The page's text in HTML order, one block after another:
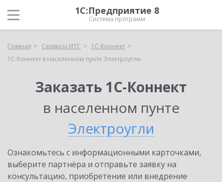
1С:Предприятие 8
Система программ
Главная Сервисы ИТС
1С-Коннект
1С-Коннект в населенном пунте Электроугли
Заказать 1С-Коннект
в населенном пунте
Электроугли
Ознакомьтесь с информационными карточками,
выберите партнёра и отправьте заявку на
консультацию, приобретение или внедрение